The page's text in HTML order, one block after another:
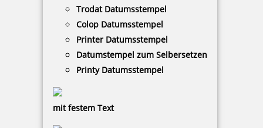
Trodat Datumsstempel
Colop Datumsstempel
Printer Datumsstempel
Datumstempel zum Selbersetzen
Printy Datumsstempel
mit festem Text
165,00 €